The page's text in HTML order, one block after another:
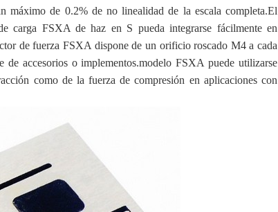
de 0.2% de no linealidad de la escala completa.El
carga FSXA de haz en S pueda integrarse fácilmente en
de fuerza FSXA dispone de un orificio roscado M4 a cada
de accesorios o implementos.modelo FSXA puede utilizarse
como de la fuerza de compresión en aplicaciones con